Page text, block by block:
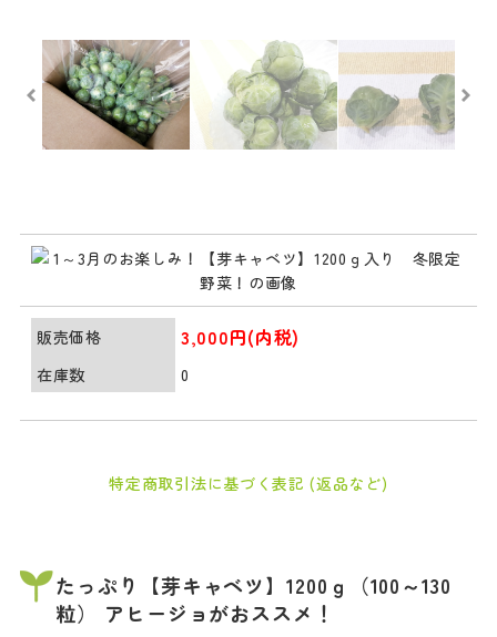
販売価格 3,000円(内税)
在庫数 0
特定商取引法に基づく表記 (返品など)
たっぷり【芽キャベツ】1200ｇ（100～130
粒） アヒージョがおススメ！